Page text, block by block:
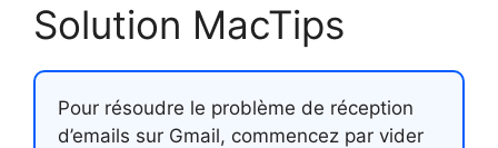
Solution MacTips
Pour résoudre le problème de réception
d’emails sur Gmail, commencez par vider